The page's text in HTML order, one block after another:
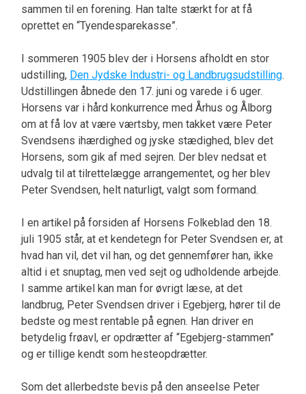
sammen til en forening. Han talte stærkt for at få
oprettet en “Tyendesparekasse”.
I sommeren 1905 blev der i Horsens afholdt en stor
udstilling, Den Jydske Industri- og Landbrugsudstilling.
Udstillingen åbnede den 17. juni og varede i 6 uger.
Horsens var i hård konkurrence med Århus og Ålborg
om at få lov at være værtsby, men takket være Peter
Svendsens ihærdighed og jyske stædighed, blev det
Horsens, som gik af med sejren. Der blev nedsat et
udvalg til at tilrettelægge arrangementet, og her blev
Peter Svendsen, helt naturligt, valgt som formand.
I en artikel på forsiden af Horsens Folkeblad den 18.
juli 1905 står, at et kendetegn for Peter Svendsen er, at
hvad han vil, det vil han, og det gennemfører han, ikke
altid i et snuptag, men ved sejt og udholdende arbejde.
I samme artikel kan man for øvrigt læse, at det
landbrug, Peter Svendsen driver i Egebjerg, hører til de
bedste og mest rentable på egnen. Han driver en
betydelig frøavl, er opdrætter af “Egebjerg-stammen”
og er tillige kendt som hesteopdrætter.
Som det allerbedste bevis på den anseelse Peter